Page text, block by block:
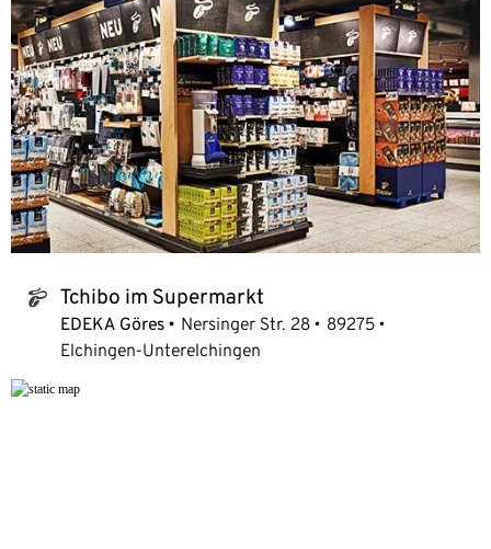
tchibo_logo Tchibo im Supermarkt
EDEKA Göres Nersinger Str. 28
89275
Elchingen-Unterelchingen